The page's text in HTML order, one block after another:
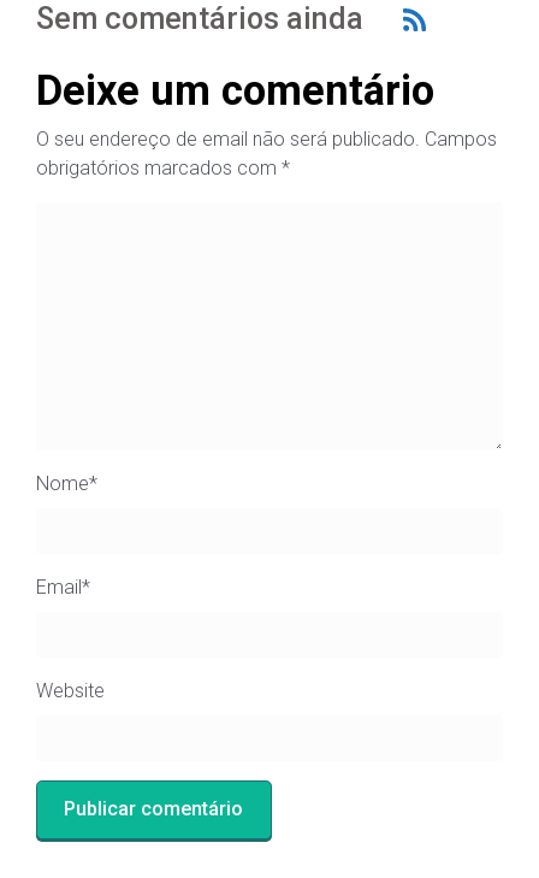
Sem comentários ainda
Deixe um comentário
O seu endereço de email não será publicado. Campos
obrigatórios marcados com *
Nome*
Email*
Website